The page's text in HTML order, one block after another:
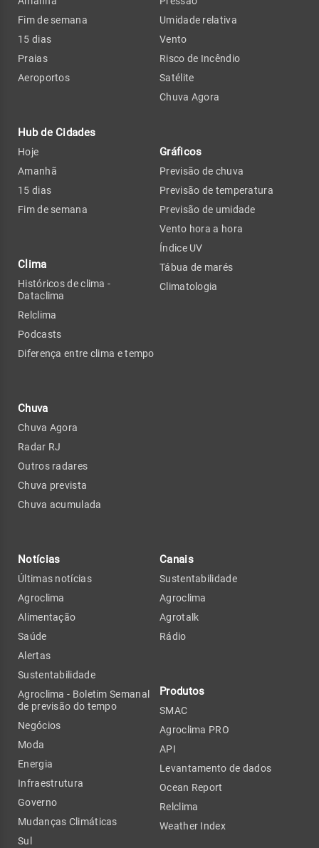
Fim de semana
15 dias
Praias
Aeroportos
Hub de Cidades
Hoje
Amanhã
15 dias
Fim de semana
Clima
Históricos de clima -
Dataclima
Relclima
Podcasts
Diferença entre clima e tempo
Chuva
Chuva Agora
Radar RJ
Outros radares
Chuva prevista
Chuva acumulada
Umidade relativa
Vento
Risco de Incêndio
Satélite
Chuva Agora
Gráficos
Previsão de chuva
Previsão de temperatura
Previsão de umidade
Vento hora a hora
Índice UV
Tábua de marés
Climatologia
Notícias
Últimas notícias
Agroclima
Alimentação
Saúde
Alertas
Sustentabilidade
Agroclima - Boletim Semanal
de previsão do tempo
Negócios
Moda
Energia
Infraestrutura
Governo
Mudanças Climáticas
Sul
Canais
Sustentabilidade
Agroclima
Agrotalk
Rádio
Produtos
SMAC
Agroclima PRO
API
Levantamento de dados
Ocean Report
Relclima
Weather Index